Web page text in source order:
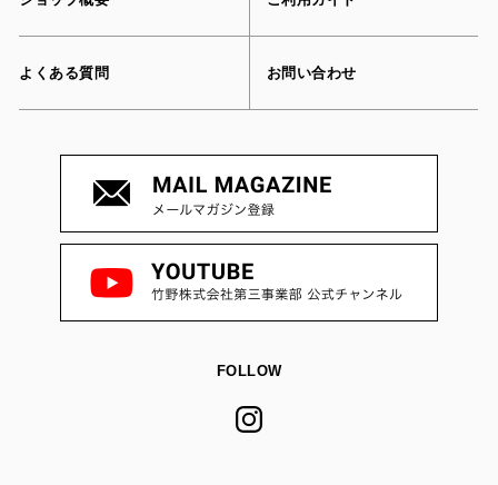
よくある質問 お問い合わせ
FOLLOW